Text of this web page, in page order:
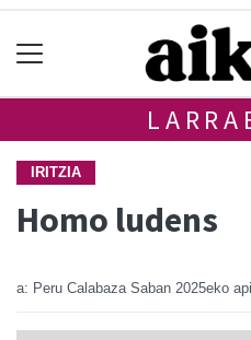
IRITZIA
Homo ludens
a: Peru Calabaza Saban 2025eko